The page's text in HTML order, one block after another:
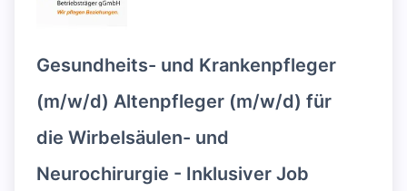
Gesundheits- und Krankenpfleger
(m/w/d) Altenpfleger (m/w/d) für
die Wirbelsäulen- und
Neurochirurgie - Inklusiver Job